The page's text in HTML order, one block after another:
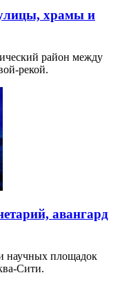
храмы и
район между
рекой.
авангард
научных площадок
Сити.